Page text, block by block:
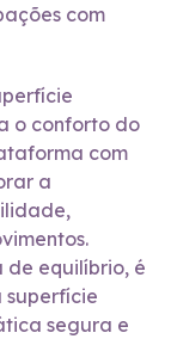
com
o conforto do
com
a
de equilíbrio, é
segura e